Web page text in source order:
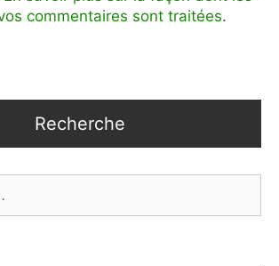
commentaires sont traitées.
Recherche